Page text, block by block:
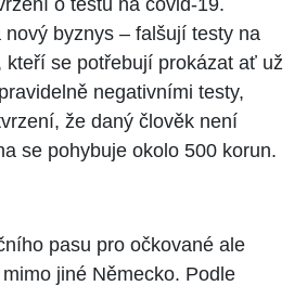
byznys – falšují testy na
kteří se potřebují prokázat ať už
negativními testy,
že daný člověk není
se pohybuje okolo 500 korun.
pasu pro očkované ale
jiné Německo. Podle